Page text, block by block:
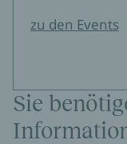
zu den Events
Sie